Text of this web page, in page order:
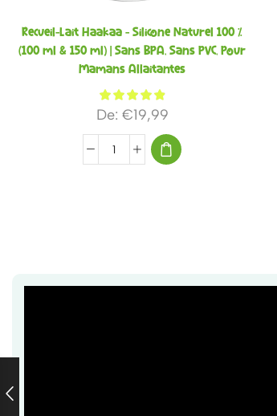
Recueil-Lait Haakaa – Silicone Naturel 100 %
(100 ml & 150 ml) | Sans BPA, Sans PVC, Pour
Mamans Allaitantes
De: €19,99